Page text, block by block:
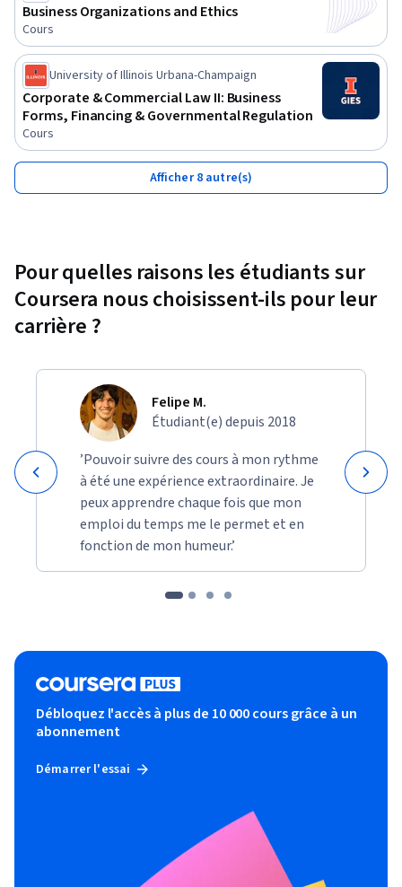
Business Organizations and Ethics
Cours
University of Illinois Urbana-Champaign
Corporate & Commercial Law II: Business
Forms, Financing & Governmental Regulation
Cours
Afficher 8 autre(s)
Pour quelles raisons les étudiants sur
Coursera nous choisissent-ils pour leur
carrière ?
Felipe M.
Étudiant(e) depuis 2018
’Pouvoir suivre des cours à mon rythme
à été une expérience extraordinaire. Je
peux apprendre chaque fois que mon
emploi du temps me le permet et en
fonction de mon humeur.’
Débloquez l'accès à plus de 10 000 cours grâce à un
abonnement
Démarrer l'essai